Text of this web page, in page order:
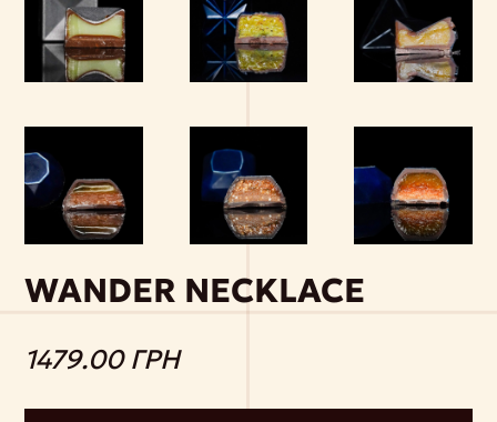
WANDER NECKLACE
1479.00 ГРН